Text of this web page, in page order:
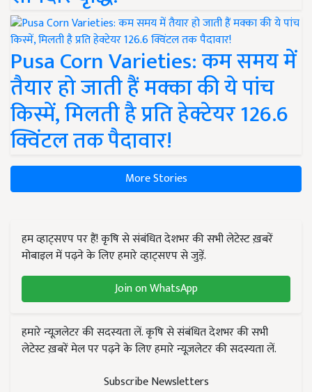
Pusa Corn Varieties: कम समय में
तैयार हो जाती हैं मक्का की ये पांच
किस्में, मिलती है प्रति हेक्टेयर 126.6
क्विंटल तक पैदावार!
More Stories
हम व्हाट्सएप पर हैं! कृषि से संबंधित देशभर की सभी लेटेस्ट ख़बरें
मोबाइल में पढ़ने के लिए हमारे व्हाट्सएप से जुड़ें.
Join on WhatsApp
हमारे न्यूज़लेटर की सदस्यता लें. कृषि से संबंधित देशभर की सभी
लेटेस्ट ख़बरें मेल पर पढ़ने के लिए हमारे न्यूज़लेटर की सदस्यता लें.
Subscribe Newsletters